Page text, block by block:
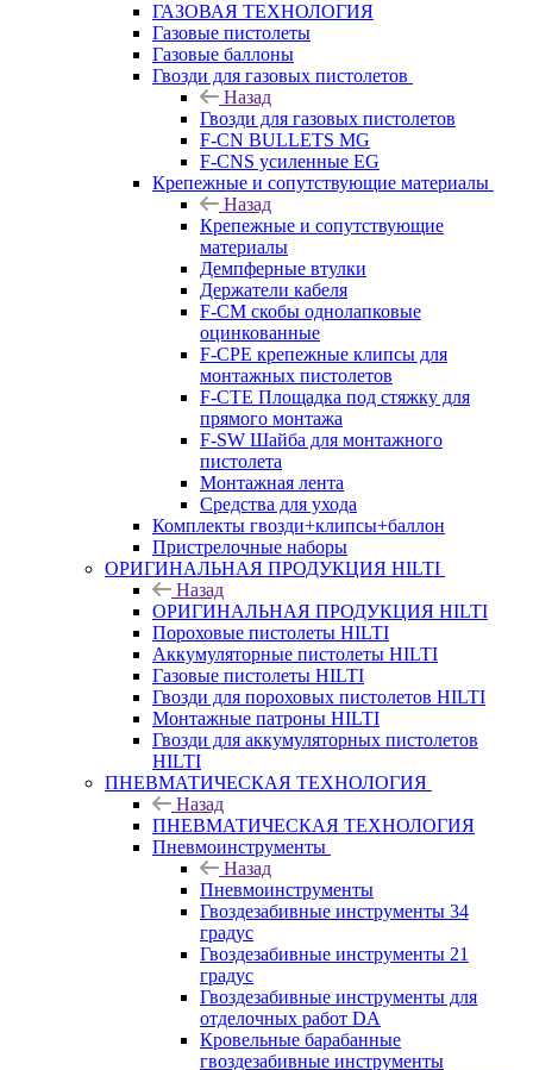
ГАЗОВАЯ ТЕХНОЛОГИЯ
Газовые пистолеты
Газовые баллоны
Гвозди для газовых пистолетов
Назад
Гвозди для газовых пистолетов
F-CN BULLETS MG
F-CNS усиленные EG
Крепежные и сопутствующие материалы
Назад
Крепежные и сопутствующие
материалы
Демпферные втулки
Держатели кабеля
F-CM скобы однолапковые
оцинкованные
F-CPE крепежные клипсы для
монтажных пистолетов
F-CTE Площадка под стяжку для
прямого монтажа
F-SW Шайба для монтажного
пистолета
Монтажная лента
Средства для ухода
Комплекты гвозди+клипсы+баллон
Пристрелочные наборы
ОРИГИНАЛЬНАЯ ПРОДУКЦИЯ HILTI
Назад
ОРИГИНАЛЬНАЯ ПРОДУКЦИЯ HILTI
Пороховые пистолеты HILTI
Аккумуляторные пистолеты HILTI
Газовые пистолеты HILTI
Гвозди для пороховых пистолетов HILTI
Монтажные патроны HILTI
Гвозди для аккумуляторных пистолетов
HILTI
ПНЕВМАТИЧЕСКАЯ ТЕХНОЛОГИЯ
Назад
ПНЕВМАТИЧЕСКАЯ ТЕХНОЛОГИЯ
Пневмоинструменты
Назад
Пневмоинструменты
Гвоздезабивные инструменты 34
градус
Гвоздезабивные инструменты 21
градус
Гвоздезабивные инструменты для
отделочных работ DA
Кровельные барабанные
гвоздезабивные инструменты